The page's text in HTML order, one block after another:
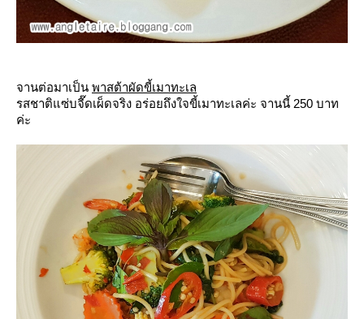
จานต่อมาเป็น พาสต้าผัดขี้เมาทะเล
รสชาติแซ่บจี๊ดเผ็ดจริง อร่อยถึงใจขี้เมาทะเลค่ะ จานนี้ 250 บาท
ค่ะ